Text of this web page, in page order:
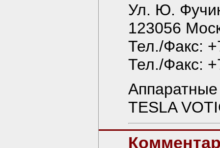
Ул. Ю.
123056
Тел./Факс:
Тел./Факс:
TESLA